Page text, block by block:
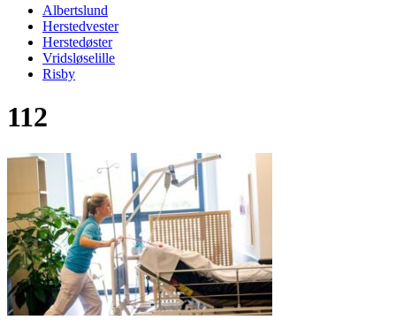
Albertslund
Herstedvester
Herstedøster
Vridsløselille
Risby
112